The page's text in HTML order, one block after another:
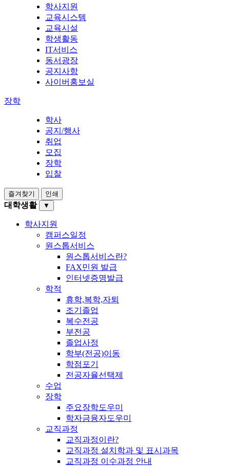
학사지원
교육시스템
교육시설
학생활동
IT서비스
동서광장
공지사항
사이버홍보실
장학
학사
공지/행사
취업
모집
장학
입찰
즐겨찾기 인쇄
대학생활 ▼
학사지원
캠퍼스일정
원스톱서비스
원스톱서비스란?
FAX민원 발급
인터넷증명발급
학적
휴학,복학,자퇴
조기졸업
복수전공
부전공
졸업사정
학부(전공)이동
학점포기
전공자율선택제
수업
장학
주요장학도우미
학자금융자도우미
교직과정
교직과정이란?
교직과정 설치학과 및 표시과목
교직과정 이수과정 안내